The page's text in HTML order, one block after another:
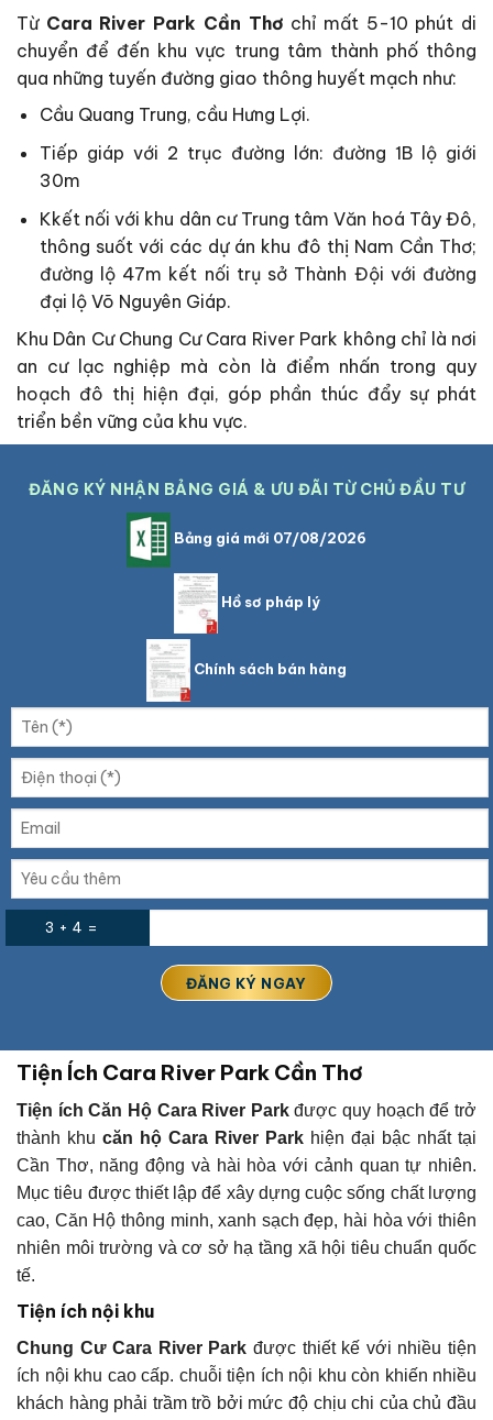
Từ Cara River Park Cần Thơ chỉ mất 5-10 phút di
chuyển để đến khu vực trung tâm thành phố thông
qua những tuyến đường giao thông huyết mạch như:
Cầu Quang Trung, cầu Hưng Lợi.
Tiếp giáp với 2 trục đường lớn: đường 1B lộ giới
30m
Kkết nối với khu dân cư Trung tâm Văn hoá Tây Đô,
thông suốt với các dự án khu đô thị Nam Cần Thơ;
đường lộ 47m kết nối trụ sở Thành Đội với đường
đại lộ Võ Nguyên Giáp.
Khu Dân Cư Chung Cư Cara River Park không chỉ là nơi
an cư lạc nghiệp mà còn là điểm nhấn trong quy
hoạch đô thị hiện đại, góp phần thúc đẩy sự phát
triển bền vững của khu vực.
ĐĂNG KÝ NHẬN BẢNG GIÁ & ƯU ĐÃI TỪ CHỦ ĐẦU TƯ
Bảng giá mới 07/08/2026
Hồ sơ pháp lý
Chính sách bán hàng
3 + 4 =
Tiện Ích Cara River Park Cần Thơ
Tiện ích Căn Hộ Cara River Parkđược quy hoạch để trở
thành khu căn hộ Cara River Park hiện đại bậc nhất tại
Cần Thơ, năng động và hài hòa với cảnh quan tự nhiên.
Mục tiêu được thiết lập để xây dựng cuộc sống chất lượng
cao, Căn Hộ thông minh, xanh sạch đẹp, hài hòa với thiên
nhiên môi trường và cơ sở hạ tầng xã hội tiêu chuẩn quốc
tế.
Tiện ích nội khu
Chung Cư Cara River Park được thiết kế với nhiều tiện
ích nội khu cao cấp. chuỗi tiện ích nội khu còn khiến nhiều
khách hàng phải trầm trồ bởi mức độ chịu chi của chủ đầu